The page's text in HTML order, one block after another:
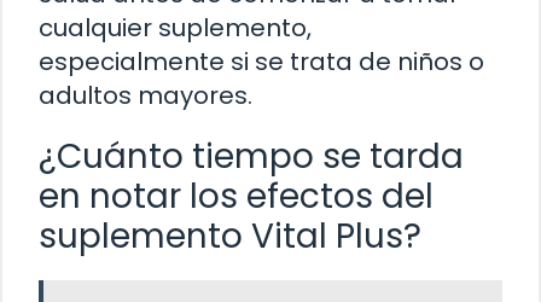
cualquier suplemento,
especialmente si se trata de niños o
adultos mayores.
¿Cuánto tiempo se tarda
en notar los efectos del
suplemento Vital Plus?